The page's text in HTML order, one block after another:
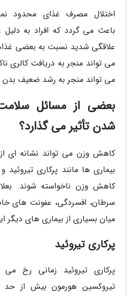
باعث می گردد که افراد به دلیل
علاقگی شدید نسبت به بعضی
می تواند منجر به دریافت کالری
می تواند منجر به رشد ضعیف بدن
بعضی از مسائل
شدن تأثیر می گذارد؟
کاهش وزن می تواند نشانه ای
بیماری ها مانند پرکاری
کاهش وزن ناخواسته شوند.
سرطان، افسردگی، عفونت های
میان بسیاری از بیماری های دیگر
پرکاری تیروئید
پرکاری تیروئید زمانی رخ
تیروکسین هورمون بیش از حد